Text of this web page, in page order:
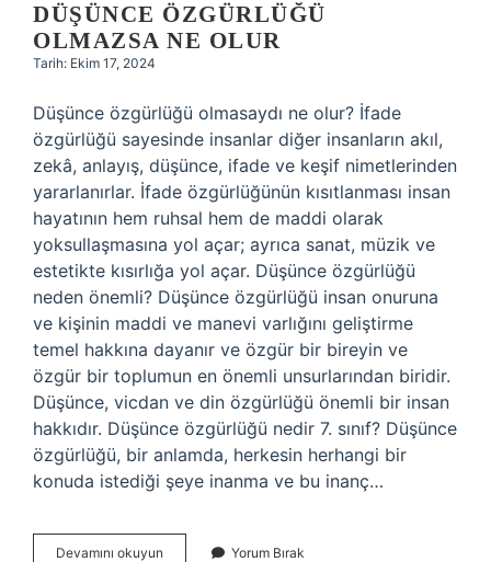
DÜŞÜNCE ÖZGÜRLÜĞÜ
OLMAZSA NE OLUR
Tarih: Ekim 17, 2024
Düşünce özgürlüğü olmasaydı ne olur? İfade
özgürlüğü sayesinde insanlar diğer insanların akıl,
zekâ, anlayış, düşünce, ifade ve keşif nimetlerinden
yararlanırlar. İfade özgürlüğünün kısıtlanması insan
hayatının hem ruhsal hem de maddi olarak
yoksullaşmasına yol açar; ayrıca sanat, müzik ve
estetikte kısırlığa yol açar. Düşünce özgürlüğü
neden önemli? Düşünce özgürlüğü insan onuruna
ve kişinin maddi ve manevi varlığını geliştirme
temel hakkına dayanır ve özgür bir bireyin ve
özgür bir toplumun en önemli unsurlarından biridir.
Düşünce, vicdan ve din özgürlüğü önemli bir insan
hakkıdır. Düşünce özgürlüğü nedir 7. sınıf? Düşünce
özgürlüğü, bir anlamda, herkesin herhangi bir
konuda istediği şeye inanma ve bu inanç…
Devamını okuyun Düşünce
Yorum Bırak